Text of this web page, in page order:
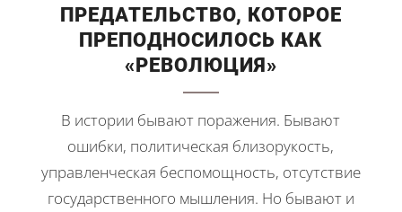
ПРЕДАТЕЛЬСТВО, КОТОРОЕ
ПРЕПОДНОСИЛОСЬ КАК
«РЕВОЛЮЦИЯ»
В истории бывают поражения. Бывают
ошибки, политическая близорукость,
управленческая беспомощность, отсутствие
государственного мышления. Но бывают и